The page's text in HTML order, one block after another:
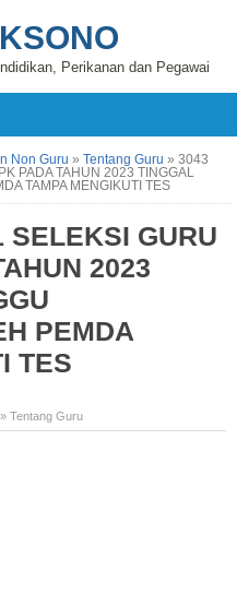
Perikanan dan Pegawai
Non Guru » Tentang Guru » 3043
PADA TAHUN 2023 TINGGAL
TAMPA MENGIKUTI TES
SELEKSI GURU
2023
PEMDA
TES
» Tentang Guru